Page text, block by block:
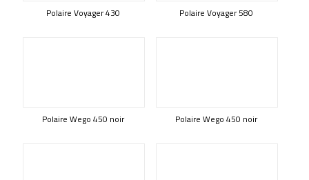
Polaire Voyager 430 Polaire Voyager 580
Polaire Wego 450 noir Polaire Wego 450 noir